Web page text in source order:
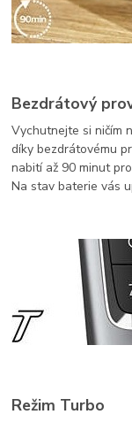
Bezdrátový
Vychutnejte si ničím
díky bezdrátovému
nabití až 90 minut
Na stav baterie vás
Režim Turbo